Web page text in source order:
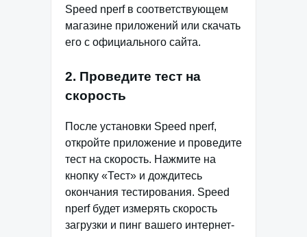
Speed nperf в соответствующем
магазине приложений или скачать
его с официального сайта.
2. Проведите тест на
скорость
После установки Speed nperf,
откройте приложение и проведите
тест на скорость. Нажмите на
кнопку «Тест» и дождитесь
окончания тестирования. Speed
nperf будет измерять скорость
загрузки и пинг вашего интернет-